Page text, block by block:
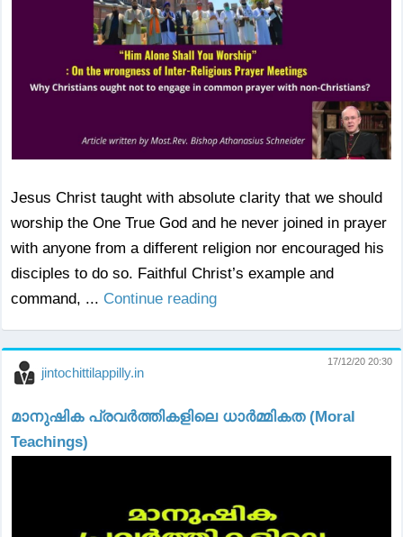
Jesus Christ taught with absolute clarity that we should
worship the One True God and he never joined in prayer
with anyone from a different religion nor encouraged his
disciples to do so. Faithful Christ’s example and
command, ... Continue reading
jintochittilappilly.in
17/12/20 20:30
മാനുഷിക പ്രവർത്തികളിലെ ധാർമ്മികത (Moral
Teachings)